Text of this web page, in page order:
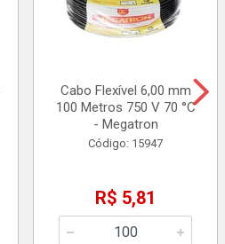
Cabo Flexível 6,00 mm
100 Metros 750 V 70 °C
- Megatron
Código: 15947
R$ 5,81